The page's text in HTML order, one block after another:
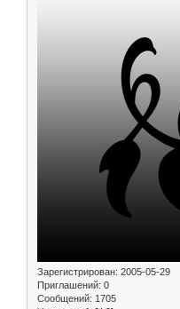
Зарегистрирован: 2005-05-29
Приглашений: 0
Сообщений: 1705